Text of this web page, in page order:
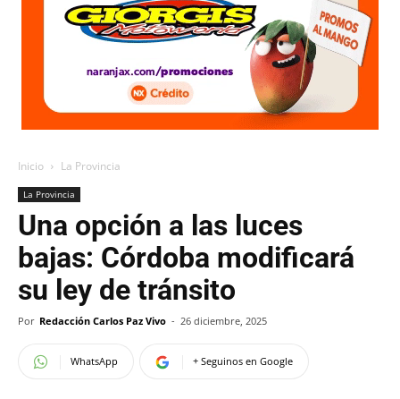
Inicio La Provincia
La Provincia
Una opción a las luces
bajas: Córdoba modificará
su ley de tránsito
Por Redacción Carlos Paz Vivo - 26 diciembre, 2025
WhatsApp + Seguinos en Google